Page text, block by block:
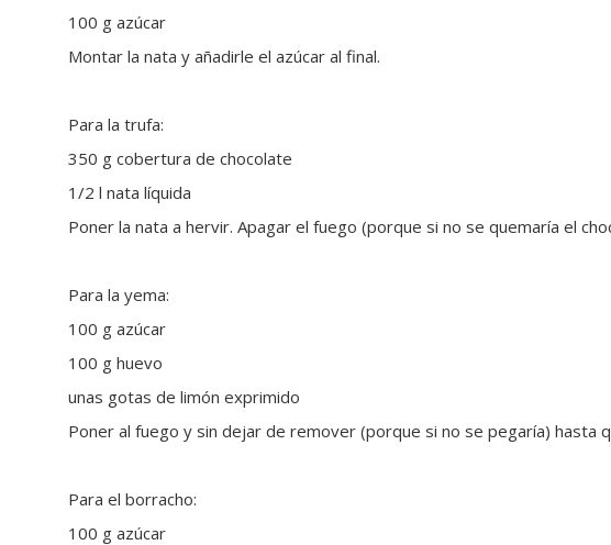
100 g azúcar
Montar la nata y añadirle el azúcar al final.
Para la trufa:
350 g cobertura de chocolate
1/2 l nata líquida
Poner la nata a hervir. Apagar el fuego (porque si no se quemaría el
Para la yema:
100 g azúcar
100 g huevo
unas gotas de limón exprimido
Poner al fuego y sin dejar de remover (porque si no se pegaría) hasta
Para el borracho:
100 g azúcar